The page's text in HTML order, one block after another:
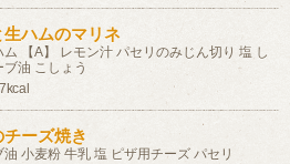
ハムのマリネ
【A】 レモン汁 パセリのみじん切り 塩 し
油 こしょう
ーズ焼き
油 小麦粉 牛乳 塩 ピザ用チーズ パセリ